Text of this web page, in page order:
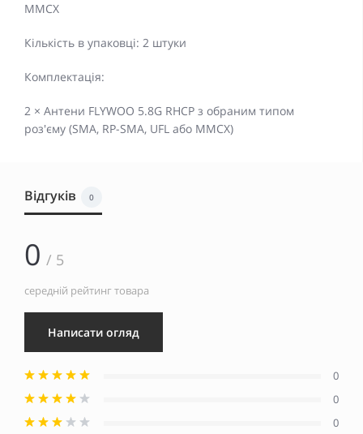
MMCX
Кількість в упаковці: 2 штуки
Комплектація:
2 × Антени FLYWOO 5.8G RHCP з обраним типом
роз'єму (SMA, RP-SMA, UFL або MMCX)
Відгуків 0
0 / 5
середній рейтинг товара
Написати огляд
0
0
0